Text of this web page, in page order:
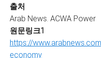
출처
Arab News. ACWA Power
원문링크1
https://
economy